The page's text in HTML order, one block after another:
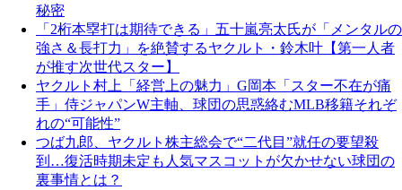
秘密
「2桁本塁打は期待できる」五十嵐亮太氏が「メンタルの
強さ＆長打力」を絶賛するヤクルト・鈴木叶【第一人者
が推す次世代スター】
ヤクルト村上「経営上の魅力」G岡本「スター不在が痛
手」侍ジャパンW主軸、球団の思惑絡むMLB移籍それぞ
れの“可能性”
つば九郎、ヤクルト株主総会で“二代目”就任の要望殺
到…復活時期未定も人気マスコットが欠かせない球団の
裏事情とは？